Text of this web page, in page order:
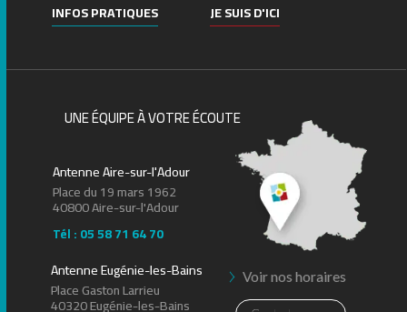
INFOS PRATIQUES
JE SUIS D'ICI
UNE ÉQUIPE À VOTRE ÉCOUTE
Antenne Aire-sur-l'Adour
Place du 19 mars 1962
40800 Aire-sur-l'Adour
Tél : 05 58 71 64 70
Voir nos horaires
Antenne Eugénie-les-Bains
Place Gaston Larrieu
40320 Eugénie-les-Bains